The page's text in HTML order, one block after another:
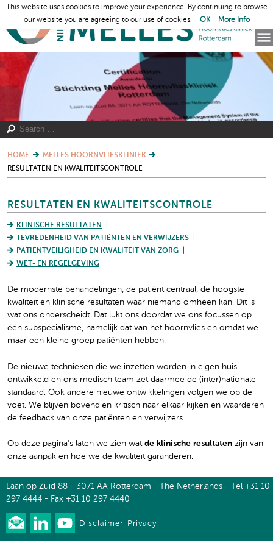
HOME
MELLES HOORNVLIESKLINIEK
RESULTATEN EN KWALITEITSCONTROLE
RESULTATEN EN KWALITEITSCONTROLE
KLINISCHE RESULTATEN
TEVREDENHEID VAN PATIËNTEN EN VERWIJZERS
PATIËNTVEILIGHEID EN KWALITEIT VAN ZORG
WET- EN REGELGEVING
De modernste behandelingen, de patiënt centraal, de hoogste
kwaliteit en klinische resultaten waar niemand omheen kan. Dit is
wat ons onderscheidt. Dat lukt ons doordat we ons focussen op
één subspecialisme, namelijk dat van het hoornvlies en omdat we
maar een kleine groep patiënten hebben.
De nieuwe technieken die we inzetten worden in eigen huis
ontwikkeld en ons medisch team zet daarmee de (inter)nationale
standaard. Ook andere nieuwe ontwikkelingen volgen we op de
voet. We blijven bovendien kritisch naar elkaar kijken en waarderen
de feedback van onze patiënten en verwijzers.
Op deze pagina’s laten we zien wat de klinische resultaten zijn van
onze aanpak en hoe we de kwaliteit garanderen.
Laan op Zuid 88 - 3071 AA Rotterdam - The Netherlands - Tel +31 10
297 4444 - Fax +31 10 297 4440
Disclaimer Privacy
This website uses cookies to improve your experience. By continuing to browse
our website you are agreeing to our use of cookies.
OK More Info